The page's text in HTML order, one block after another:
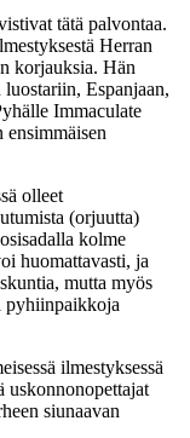
tätä palvontaa.
Herran
korjauksia. Hän
luostariin, Espanjaan,
Immaculate
olleet
(orjuutta)
kolme
huomattavasti, ja
mutta myös
pyhiinpaikkoja
ilmestyksessä
uskonnonopettajat
siunaavan